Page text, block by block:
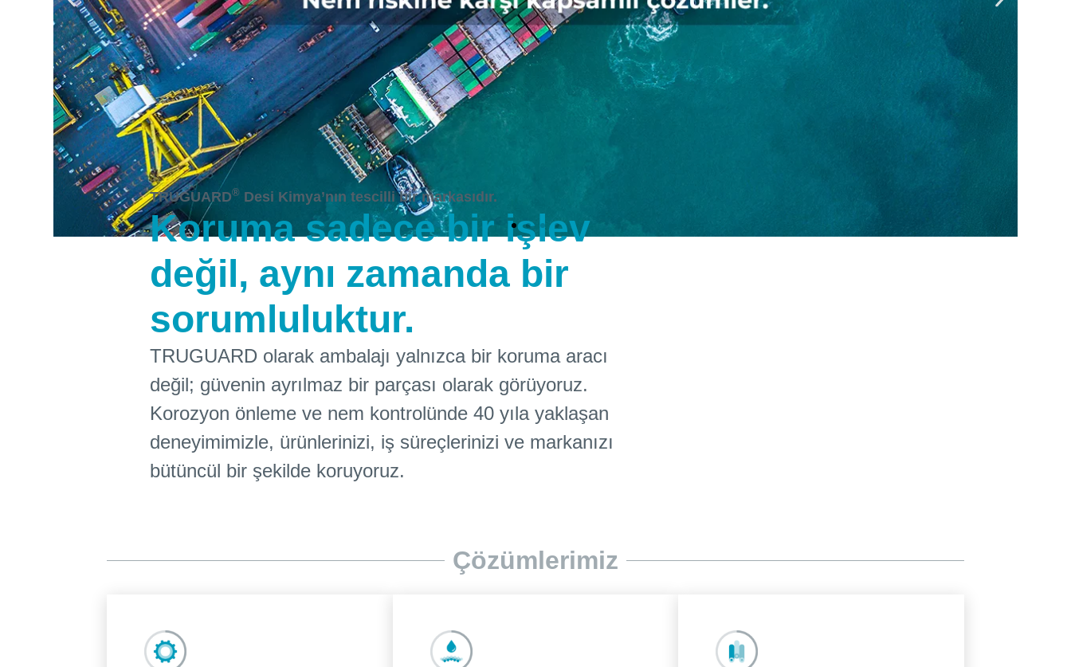
TRUGUARD® Desi Kimya’nın tescilli bir markasıdır.
Koruma sadece bir işlev
değil, aynı zamanda bir
sorumluluktur.
TRUGUARD olarak ambalajı yalnızca bir koruma aracı
değil; güvenin ayrılmaz bir parçası olarak görüyoruz.
Korozyon önleme ve nem kontrolünde 40 yıla yaklaşan
deneyimimizle, ürünlerinizi, iş süreçlerinizi ve markanızı
bütüncül bir şekilde koruyoruz.
Çözümlerimiz